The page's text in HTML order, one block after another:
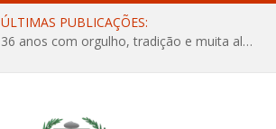
ÚLTIMAS PUBLICAÇÕES:
Afuá comemora 136 anos com orgulho, tradição e muita alegria na Quadra Dr. Nelson Salomão